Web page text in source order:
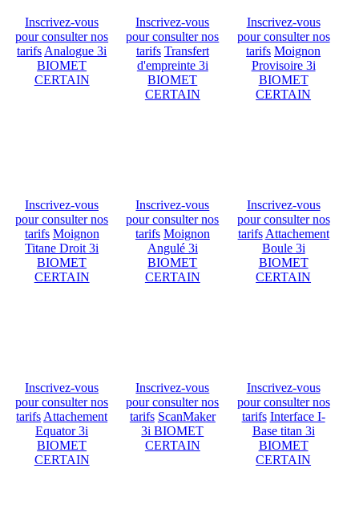
Inscrivez-vous
pour consulter nos
tarifs Analogue 3i
BIOMET
CERTAIN
Inscrivez-vous
pour consulter nos
tarifs Transfert
d'empreinte 3i
BIOMET
CERTAIN
Inscrivez-vous
pour consulter nos
tarifs Moignon
Provisoire 3i
BIOMET
CERTAIN
Inscrivez-vous
pour consulter nos
tarifs Moignon
Titane Droit 3i
BIOMET
CERTAIN
Inscrivez-vous
pour consulter nos
tarifs Moignon
Angulé 3i
BIOMET
CERTAIN
Inscrivez-vous
pour consulter nos
tarifs Attachement
Boule 3i
BIOMET
CERTAIN
Inscrivez-vous
pour consulter nos
tarifs Attachement
Equator 3i
BIOMET
CERTAIN
Inscrivez-vous
pour consulter nos
tarifs ScanMaker
3i BIOMET
CERTAIN
Inscrivez-vous
pour consulter nos
tarifs Interface I-
Base titan 3i
BIOMET
CERTAIN